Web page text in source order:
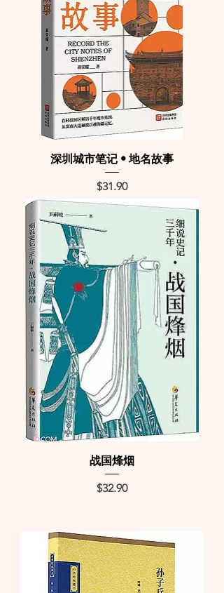
深圳城市笔记 • 地名故事
Price
$31.90
战国烽烟
Price
$32.90